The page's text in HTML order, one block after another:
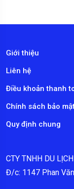
Giới thiệu
Liên hệ
Điều khoản thanh
Chính sách bảo
Quy định chung
CTY TNHH DU
Đ/c: 1147 Phan Văn